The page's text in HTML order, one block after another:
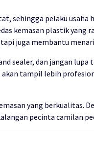
sehingga pelaku usaha
kemasan plastik yang
juga membantu
sealer, dan jangan
tampil lebih
yang berkualitas.
pecinta camilan